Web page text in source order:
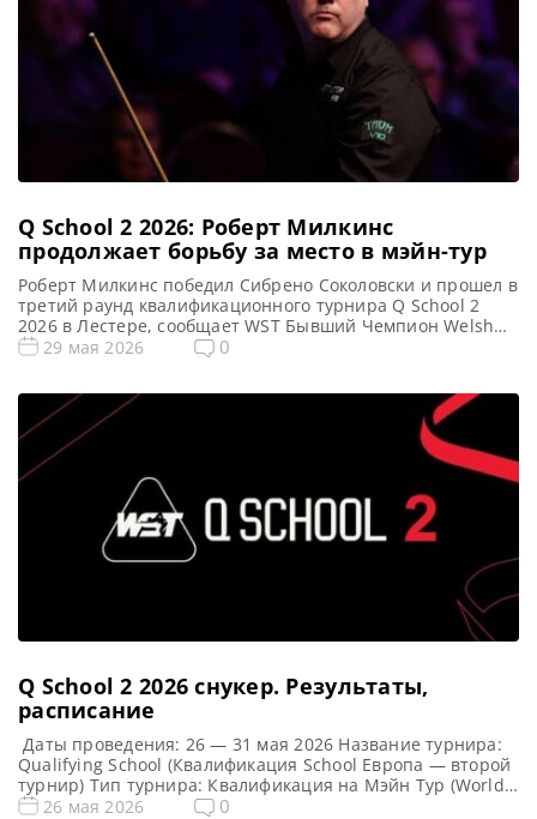
Q School 2 2026: Роберт Милкинс
продолжает борьбу за место в мэйн-тур
Роберт Милкинс победил Сибрено Соколовски и прошел в
третий раунд квалификационного турнира Q School 2
2026 в Лестере, сообщает WST Бывший Чемпион Welsh
Open Роберт Милкинс сохранил шансы на возвращение в
бельгийским спортсменом Сибреном Соколовски со
счетом […]
29 мая 2026 0
Q School 2 2026 cнукер. Результаты,
расписание
Даты проведения: 26 — 31 мая 2026 Название турнира:
Qualifying School (Квалификация School Европа — второй
турнир) Тип турнира: Квалификация на Мэйн Тур (World
Snooker Tour) Арена: Mattioli Arena Место проведения
26 мая 2026 0